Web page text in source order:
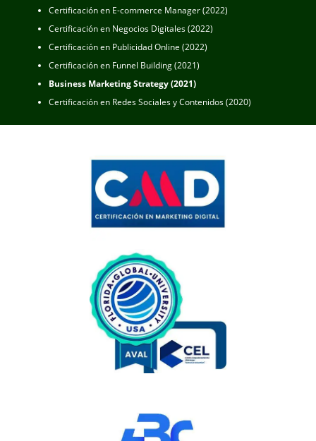
Certificación en E-commerce Manager (2022)
Certificación en Negocios Digitales (2022)
Certificación en Publicidad Online (2022)
Certificación en Funnel Building(2021)
Business Marketing Strategy (2021)
Certificación en Redes Sociales y Contenidos (2020)